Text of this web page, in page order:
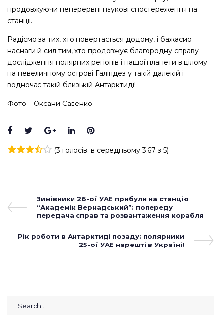
продовжуючи неперервні наукові спостереження на
станції.
Радіємо за тих, хто повертається додому, і бажаємо
наснаги й сил тим, хто продовжує благородну справу
дослідження полярних регіонів і нашої планети в цілому
на невеличному острові Галіндез у такій далекій і
водночас такій близькій Антарктиді!
Фото – Оксани Савенко
Facebook
TwitterGoogle+
LinkedInPinterest
(3 голосів. в середньому3.67 з 5)
Навігація
записів
Previous
Post
Зимівники 26-ої УАЕ прибули на станцію
“Академік Вернадський”: попереду
передача справ та розвантаження корабля
Next
Рік роботи в Антарктиді позаду: полярники
25-ої УАЕ нарешті в Україні!